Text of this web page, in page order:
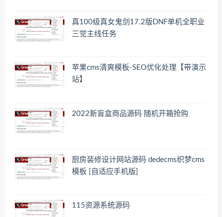
真100级真女鬼剑17.2版DNF单机全职业
三觉主线任务
苹果cms清爽模板-SEO优化处理【带演示
站】
2022新盲盒商品源码 随机开箱抢购
厨房装修设计网站源码 dedecms织梦cms
模板 [自适应手机版]
115资源系统源码